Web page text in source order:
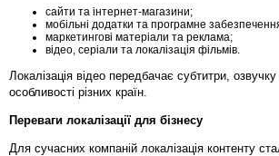
сайти та інтернет-магазини;
мобільні додатки та програмне
маркетингові матеріали та реклама;
відео, серіали та локалізація фільмів.
Локалізація відео передбачає субтитри,
особливості різних країн.
Переваги локалізації для бізнесу
Для сучасних компаній локалізація контенту